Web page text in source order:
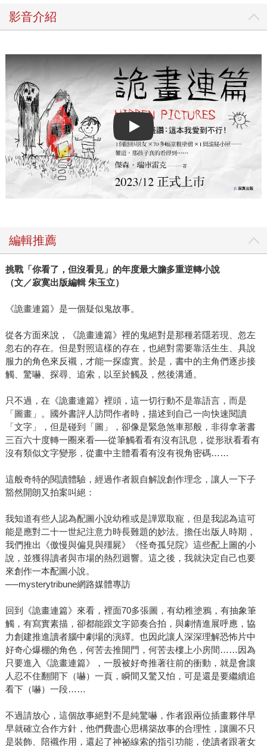
影音介紹
Play video
編輯推薦
挑戰「你看了，但沒看見」的年度最大膽多重逆轉小說
（文／寂寞出版編輯 朱玉立）
《詭畫連篇》是一個疑似鬼故事。
從各方面來說，《詭畫連篇》裡的鬼絕對是那種若隱若現、忽左
忽右的存在。但是對照這樣的存在，也絕對需要靠活生生、具說
服力的角色來反襯，才能一探虛實。於是，書中的主角們逐步接
觸、驚嚇、探尋、追索，以至於觸及，然後溝通。
只不過，在《詭畫連篇》裡頭，這一切行動不是靠語言，而是
「圖畫」。國外書評人訪問作者時，描述到自己一向快速閱讀
「文字」，但是碰到「圖」，卻像是緊急煞車那般，非得拿著書
三百六十度轉一圈來看──從筆觸看看有沒有訊息，從形狀看看有
沒有類似文字變形，從畫中主體看看有沒有視角密碼……
這般奇特的閱讀體驗，經過作者親自解說創作理念，讓人一下子
豁然開朗又拍案叫絕：
我知道有些人認為配圖小說幼稚或是譁眾取寵，但是我認為這可
能是應對二十一世紀注意力時長難題的妙法。擔任出版人時期，
我們推出《傲慢與偏見與殭屍》《怪奇孤兒院》這些配上圖的小
說，並獲得讀者與市場的熱烈迴響。這之後，我就決定自己也要
來創作一本配圖小說。
──mysterytribune網路媒體專訪
回到《詭畫連篇》來看，裡面70多張圖，有幼稚塗鴉，有抽象筆
觸，有寫實素描，卻都能跟文字節奏合拍，與劇情進展呼應，協
力創建推進讀者腦中劇場的演繹。也因此讓人深深理解恐怖片中
好奇心爆棚的角色，何苦去推開門，何苦去樓上小房間……因為
只要進入《詭畫連篇》，一股被好奇推著往前的衝動，就是會讓
人忍不住翻開下（嚇）一頁，瞬間又驚又怕，可是還是要繼續追
看下（嚇）一段……
不過請放心，這個故事絕對不是純驚嚇，作者跟兩位插畫夥伴早
早就確立合作方針，他們費盡心思構築故事的合理性，讓圖不只
是裝飾、陪襯作用，還起了神祕線索的指引功能，使讀者跟著女